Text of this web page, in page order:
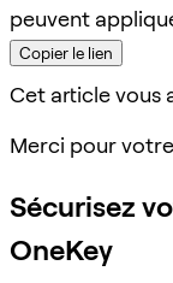
peuvent
Copier le lien
Cet article vous
Merci pour
Sécurisez
OneKey